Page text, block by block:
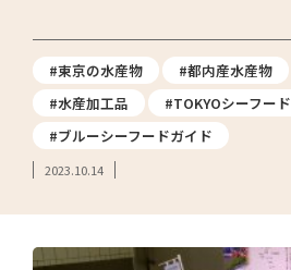
#東京の水産物 #都内産水産物
#水産加工品
#TOKYOシーフード
#ブルーシーフードガイド
2023.10.14